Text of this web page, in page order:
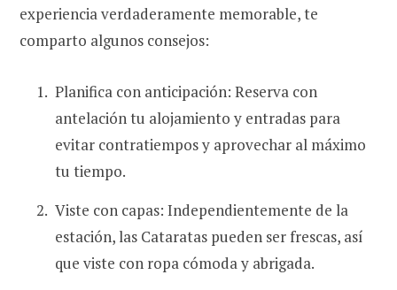
experiencia verdaderamente memorable, te
comparto algunos consejos:
Planifica con anticipación: Reserva con
antelación tu alojamiento y entradas para
evitar contratiempos y aprovechar al máximo
tu tiempo.
Viste con capas: Independientemente de la
estación, las Cataratas pueden ser frescas, así
que viste con ropa cómoda y abrigada.